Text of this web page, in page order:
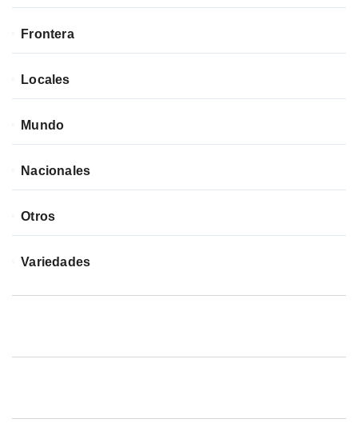
Frontera
Locales
Mundo
Nacionales
Otros
Variedades